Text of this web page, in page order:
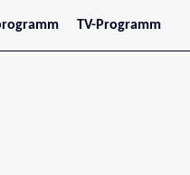
Kino
TV-Programm